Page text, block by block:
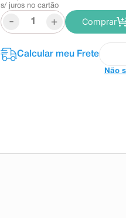
s/ juros no cartão
- + Comprar
Não